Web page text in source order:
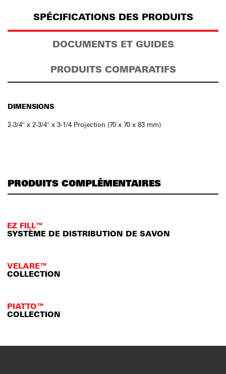
SPÉCIFICATIONS DES PRODUITS
DOCUMENTS ET GUIDES
PRODUITS COMPARATIFS
DIMENSIONS
2-3/4″ x 2-3/4″ x 3-1/4 Projection (70 x 70 x 83 mm)
PRODUITS COMPLÉMENTAIRES
EZ FILL™
SYSTÈME DE DISTRIBUTION DE SAVON
VELARE™
COLLECTION
PIATTO™
COLLECTION